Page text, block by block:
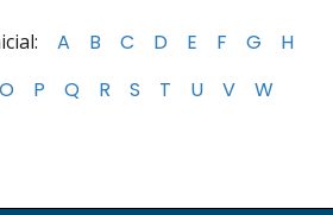
A B C D E F G
H
O P Q R S T U V
W